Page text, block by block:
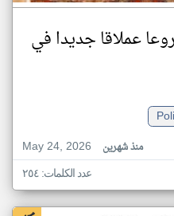
عملاقا جديدا في
May 24, 2026
منذ شهرين
عدد الكلمات: ٢٥٤